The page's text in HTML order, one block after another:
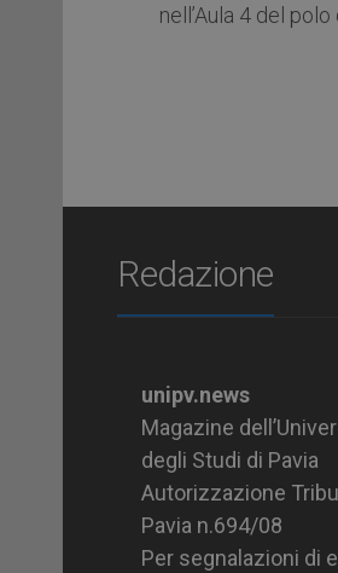
nell’Aula 4 del
Redazione
unipv.news
Magazine
degli Studi di Pavia
Autorizzazione
Pavia n.694/08
Per segnalazioni di